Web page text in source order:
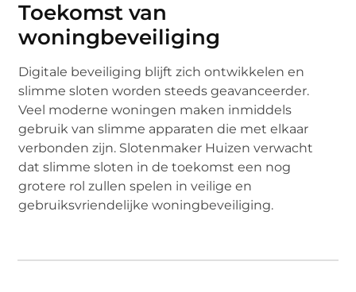
Toekomst van
woningbeveiliging
Digitale beveiliging blijft zich ontwikkelen en
slimme sloten worden steeds geavanceerder.
Veel moderne woningen maken inmiddels
gebruik van slimme apparaten die met elkaar
verbonden zijn. Slotenmaker Huizen verwacht
dat slimme sloten in de toekomst een nog
grotere rol zullen spelen in veilige en
gebruiksvriendelijke woningbeveiliging.